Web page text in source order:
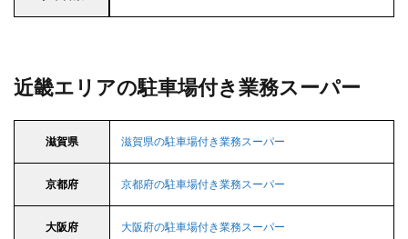
近畿エリアの駐車場付き業務スーパー
滋賀県 滋賀県の駐車場付き業務スーパー
京都府 京都府の駐車場付き業務スーパー
大阪府 大阪府の駐車場付き業務スーパー